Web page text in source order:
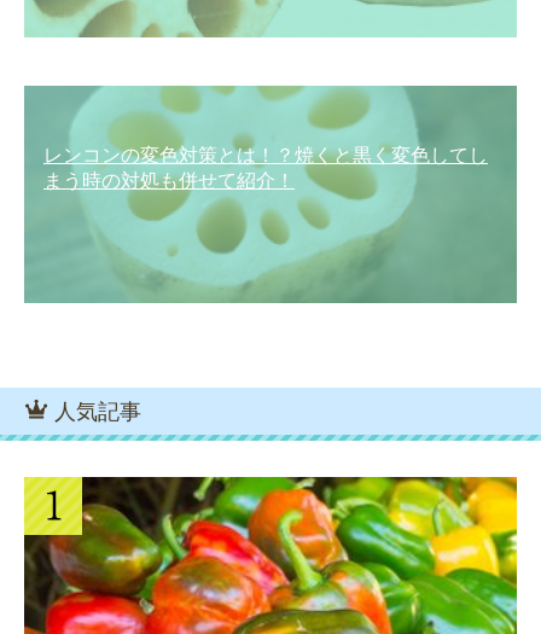
レンコンの変色対策とは！？焼くと黒く変色してし
まう時の対処も併せて紹介！
人気記事